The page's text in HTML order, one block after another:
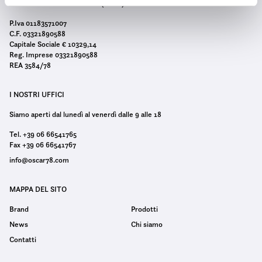
n
P.Iva 01183571007
C.F. 03321890588
Capitale Sociale € 10329,14
Reg. Imprese 03321890588
REA 3584/78
I NOSTRI UFFICI
Siamo aperti dal lunedì al venerdì dalle 9 alle 18
Tel. +39 06 66541765
Fax +39 06 66541767
info@oscar78.com
MAPPA DEL SITO
Brand
Prodotti
News
Chi siamo
Contatti